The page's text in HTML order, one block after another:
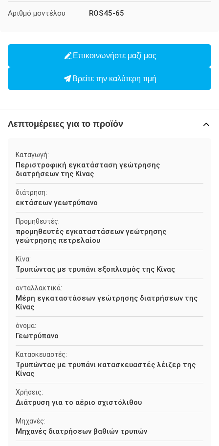
Αριθμό μοντέλου ROS45-65
Επικοινωνήστε μαζί μας
Βρείτε την καλύτερη τιμή
Λεπτομέρειες για το προϊόν
Καταγωγή:
Περιστροφική εγκατάσταση γεώτρησης
διατρήσεων της Κίνας
διάτρηση:
εκτάσεων γεωτρύπανο
Προμηθευτές:
προμηθευτές εγκαταστάσεων γεώτρησης
γεώτρησης πετρελαίου
Κίνα:
Τρυπώντας με τρυπάνι εξοπλισμός της Κίνας
ανταλλακτικά:
Μέρη εγκαταστάσεων γεώτρησης διατρήσεων της
Κίνας
όνομα:
Γεωτρύπανο
Κατασκευαστές:
Τρυπώντας με τρυπάνι κατασκευαστές λέιζερ της
Κίνας
Χρήσεις:
Διάτρυση για το αέριο σχιστόλιθου
Μηχανές:
Μηχανές διατρήσεων βαθιών τρυπών